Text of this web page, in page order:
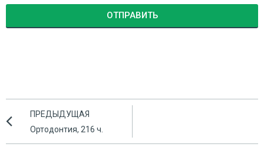
ОТПРАВИТЬ
ПРЕДЫДУЩАЯ
Ортодонтия, 216 ч.